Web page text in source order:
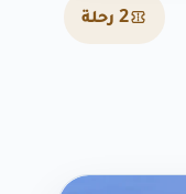
2 رحلة